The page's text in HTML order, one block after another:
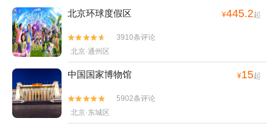
北京环球度假区 ¥445.2起


3910条评论
北京·通州区
中国国家博物馆 ¥15起


5902条评论
北京·东城区